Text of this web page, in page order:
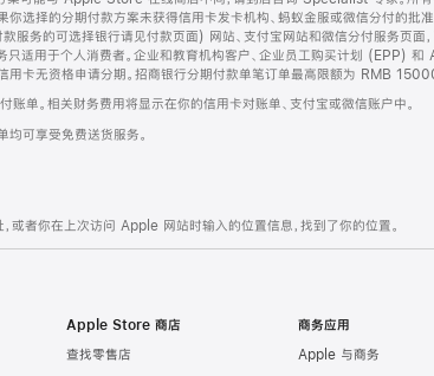
你选择的分期付款方案未获得信用卡发卡机构、蚂蚁金服或微信分付的
服务的可选择银行请见付款页面) 网站、支付宝网站和微信分付服务页面
只适用于个人消费者。企业和教育机构客户、企业员工购买计划 (EPP)
用卡无资格申请分期。招商银行分期付款单笔订单最高限额为 RMB
单。相关财务费用将显示在你的信用卡对账单、支付宝或微信账户中。
均可享受免费送货服务。
或者你在上次访问 Apple 网站时输入的位置信息，找到了你的位置。
Apple Store 商店
查找零售店
商务应用
Apple 与商务